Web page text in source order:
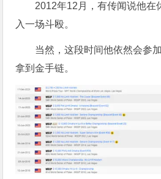
2012年12月，有传闻说他在
入一场斗殴。
当然，这段时间他依然会参
拿到金手链。